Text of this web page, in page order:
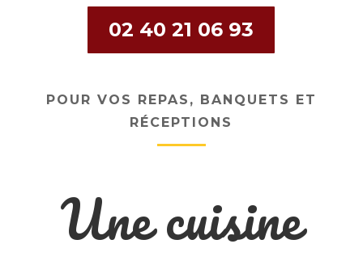
02 40 21 06 93
POUR VOS REPAS, BANQUETS ET
RÉCEPTIONS
Une cuisine